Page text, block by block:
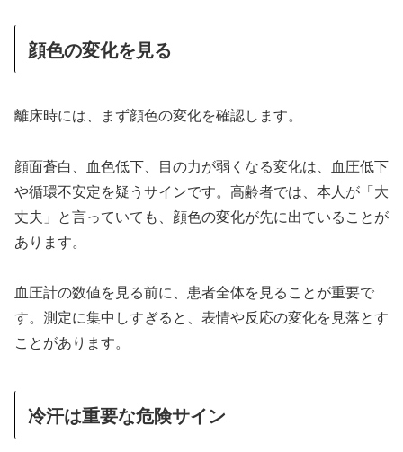
顔色の変化を見る
離床時には、まず顔色の変化を確認します。
顔面蒼白、血色低下、目の力が弱くなる変化は、血圧低下
や循環不安定を疑うサインです。高齢者では、本人が「大
丈夫」と言っていても、顔色の変化が先に出ていることが
あります。
血圧計の数値を見る前に、患者全体を見ることが重要で
す。測定に集中しすぎると、表情や反応の変化を見落とす
ことがあります。
冷汗は重要な危険サイン